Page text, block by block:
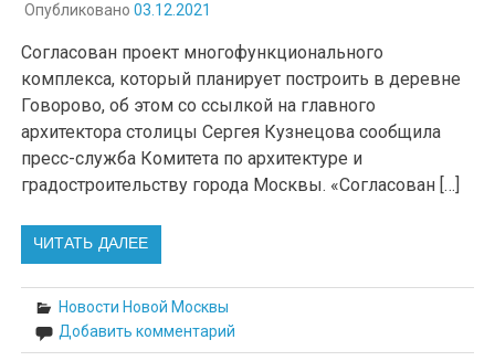
Опубликовано 03.12.2021
Согласован проект многофункционального
комплекса, который планирует построить в деревне
Говорово, об этом со ссылкой на главного
архитектора столицы Сергея Кузнецова сообщила
пресс-служба Комитета по архитектуре и
градостроительству города Москвы. «Согласован […]
ЧИТАТЬ ДАЛЕЕ
Новости Новой Москвы
Добавить комментарий